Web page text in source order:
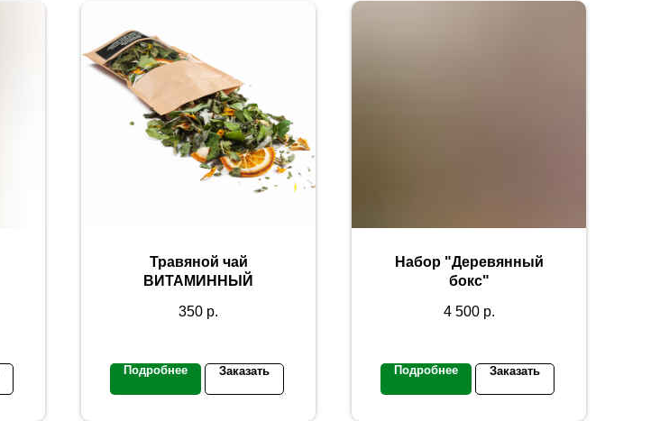
Травяной чай
ВИТАМИННЫЙ
350 р.
Подробнее Заказать
Набор "Деревянный
бокс"
4 500 р.
Подробнее Заказать